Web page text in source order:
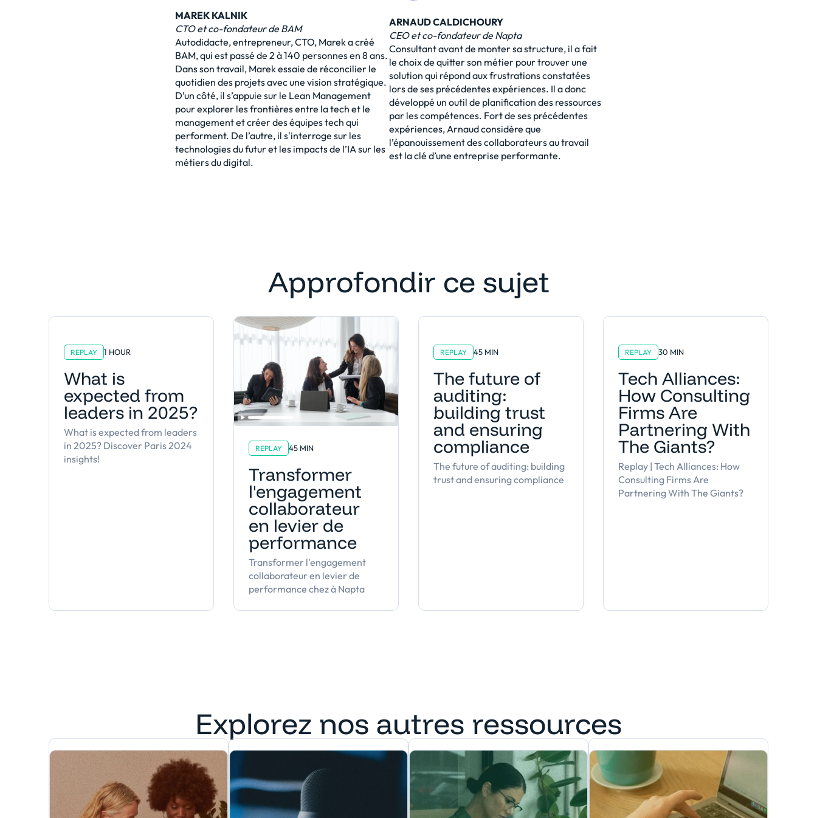
MAREK KALNIK
CTO et co-fondateur de BAM
Autodidacte, entrepreneur, CTO, Marek a créé
BAM, qui est passé de 2 à 140 personnes en 8 ans.
Dans son travail, Marek essaie de réconcilier le
quotidien des projets avec une vision stratégique.
D’un côté, il s’appuie sur le Lean Management
pour explorer les frontières entre la tech et le
management et créer des équipes tech qui
performent. De l’autre, il s'interroge sur les
technologies du futur et les impacts de l’IA sur les
métiers du digital.
ARNAUD CALDICHOURY
CEO et co-fondateur de Napta
Consultant avant de monter sa structure, il a fait
le choix de quitter son métier pour trouver une
solution qui répond aux frustrations constatées
lors de ses précédentes expériences. Il a donc
développé un outil de planification des ressources
par les compétences. Fort de ses précédentes
expériences, Arnaud considère que
l’épanouissement des collaborateurs au travail
est la clé d’une entreprise performante.
Approfondir ce sujet
REPLAY 1 HOUR
What is
expected from
leaders in 2025?
What is expected from leaders
in 2025? Discover Paris 2024
insights!
REPLAY 45 MIN
Transformer
l'engagement
collaborateur
en levier de
performance
Transformer l'engagement
collaborateur en levier de
performance chez à Napta
REPLAY 45 MIN
The future of
auditing:
building trust
and ensuring
compliance
The future of auditing: building
trust and ensuring compliance
REPLAY 30 MIN
Tech Alliances:
How Consulting
Firms Are
Partnering With
The Giants?
Replay | Tech Alliances: How
Consulting Firms Are
Partnering With The Giants?
Explorez nos autres ressources